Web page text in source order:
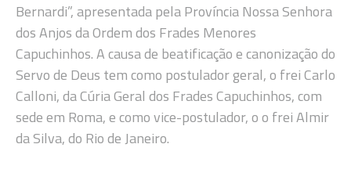
Bernardi”, apresentada pela Província Nossa Senhora
dos Anjos da Ordem dos Frades Menores
Capuchinhos. A causa de beatificação e canonização do
Servo de Deus tem como postulador geral, o frei Carlo
Calloni, da Cúria Geral dos Frades Capuchinhos, com
sede em Roma, e como vice-postulador, o o frei Almir
da Silva, do Rio de Janeiro.